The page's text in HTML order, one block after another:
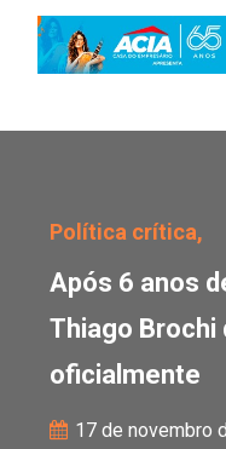
Política crítica,
Após 6 anos
Thiago Brochi
oficialmente
17 de novembro